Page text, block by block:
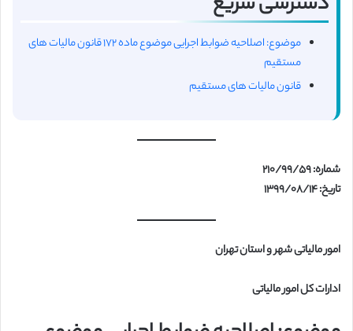
موضوع: اصلاحیه ضوابط اجرایی موضوع ماده ۱۷۲ قانون مالیات های
مستقیم
قانون مالیات های مستقیم
شماره: ۲۱۰/۹۹/۵۹
تاریخ: ۱۳۹۹/۰۸/۱۴
امور مالیاتی شهر و استان تهران
ادارات کل امور مالیاتی